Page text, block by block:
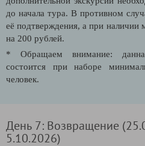
до начала тура. В противном
её подтверждения, а при наличии
на 200 рублей.
* Обращаем внимание:
состоится при наборе
человек.
День 7: Возвращение
5.10.2026)